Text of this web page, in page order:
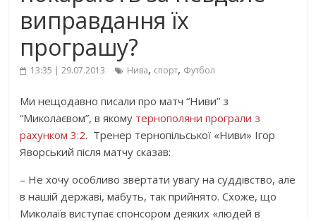
виправдання їх
програшу?
13:35 | 29.07.2013 Нива, спорт, Футбол
Ми нещодавно писали про матч “Ниви” з
“Миколаєвом”, в якому тернополяни програли з
рахунком 3:2. Тренер тернопільської «Ниви» Ігор
Яворський після матчу сказав:
– Не хочу особливо звертати увагу на суддівство, але
в нашій державі, мабуть, так прийнято. Схоже, що
Миколаїв виступає спонсором деяких «людей в